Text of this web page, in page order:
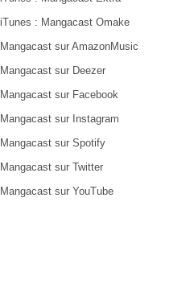
iTunes : Mangacast Omake
Mangacast sur AmazonMusic
Mangacast sur Deezer
Mangacast sur Facebook
Mangacast sur Instagram
Mangacast sur Spotify
Mangacast sur Twitter
Mangacast sur YouTube